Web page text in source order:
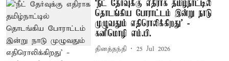
‘நீட் தேர்வுக்கு எதிராக தமிழ்நாட்டில்
தொடங்கிய போராட்டம் இன்று நாடு
முழுவதும் எதிரொலிக்கிறது’ -
கனிமொழி எம்.பி.
தினத்தந்தி 25 Jul 2026